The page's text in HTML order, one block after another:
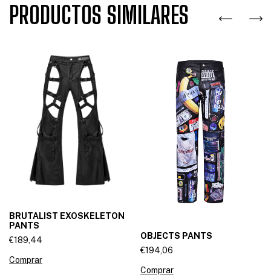
PRODUCTOS SIMILARES
BRUTALIST EXOSKELETON
PANTS
€189,44
Comprar
OBJECTS PANTS
€194,06
Comprar